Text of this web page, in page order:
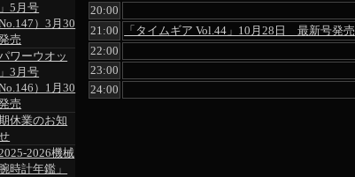
20:00
21:00
「タイムギア Vol.44」10月28日 最新号発売
22:00
23:00
24:00
5月号
No.147）3月30
売
パワーウオッ
3月号
No.146）1月30
売
休業のお知
2025-2026機械
時計年鑑」